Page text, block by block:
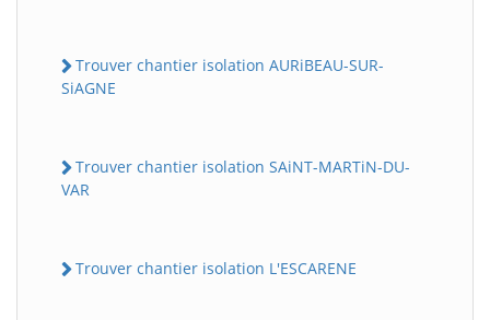
Trouver chantier isolation AURiBEAU-SUR-
SiAGNE
Trouver chantier isolation SAiNT-MARTiN-DU-
VAR
Trouver chantier isolation L'ESCARENE